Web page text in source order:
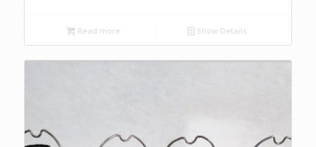
Read more Show Details